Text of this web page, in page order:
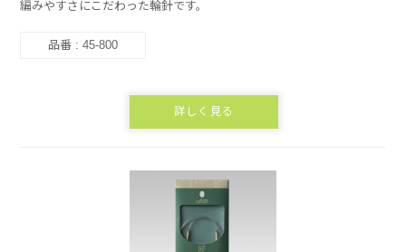
編みやすさにこだわった輪針です。
品番 : 45-800
詳しく見る